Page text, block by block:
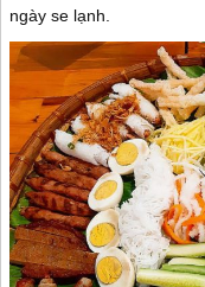
ngày se lạnh.